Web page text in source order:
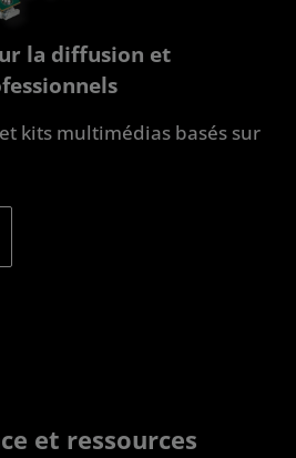
la diffusion et
kits multimédias basés sur
et ressources